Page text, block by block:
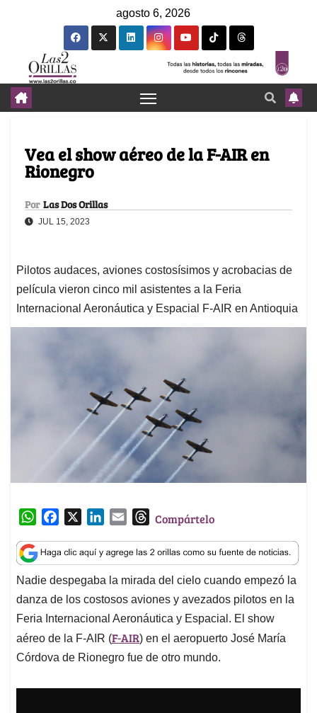
agosto 6, 2026
Vea el show aéreo de la F-AIR en
Rionegro
Por Las Dos Orillas
JUL 15, 2023
Pilotos audaces, aviones costosísimos y acrobacias de
película vieron cinco mil asistentes a la Feria
Internacional Aeronáutica y Espacial F-AIR en Antioquia
W
a
t
s
A
p
p
c
e
b
o
o
k
n
k
e
d
I
n
a
i
l
T
r
e
a
d
s
Compártelo
Nadie despegaba la mirada del cielo cuando empezó la
danza de los costosos aviones y avezados pilotos en la
Feria Internacional Aeronáutica y Espacial. El show
aéreo de la F-AIR (F-AIR) en el aeropuerto José María
Córdova de Rionegro fue de otro mundo.